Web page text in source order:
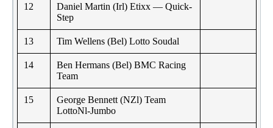
12
Daniel Martin (Irl) Etixx — Quick-
Step
13 Tim Wellens (Bel) Lotto Soudal
14
Ben Hermans (Bel) BMC Racing
Team
15
George Bennett (NZl) Team
LottoNl-Jumbo